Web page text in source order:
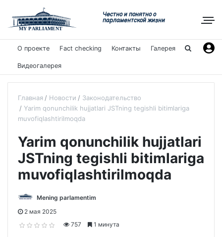
Честно и понятно о
парламентской жизни
О проекте Fact checking Контакты Галерея
Видеогалерея
Главная Новости
Законодательство
Yarim qonunchilik hujjatlari JSTning tegishli bitimlariga
muvofiqlashtirilmoqda
Yarim qonunchilik hujjatlari
JSTning tegishli bitimlariga
muvofiqlashtirilmoqda
Mening parlamentim
2 мая 2025
757
1 минута